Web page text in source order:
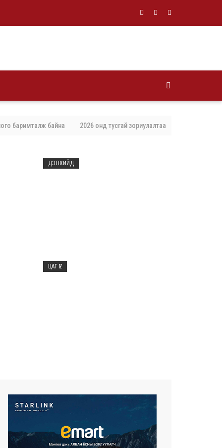
байна 2026 онд тусгай зориулалтаар агнах, барих амьтны
ДЭЛХИЙД
ЦАГ ҮЕ